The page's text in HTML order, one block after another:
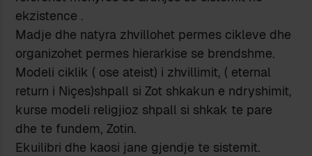
ekzistence .
Madje dhe natyra zhvillohet permes cikleve dhe
organizohet permes hierarkise se brendshme.
Modeli ciklik ( ose ateist) i zhvillimit, ( eternal
return i Niçes)shpall si Zot shkakun e ndryshimit,
kurse modeli religjioz shpall si shkak te pare
dhe te fundem, Zotin.
Ekuilibri dhe kaosi jane gjendje te sistemit.